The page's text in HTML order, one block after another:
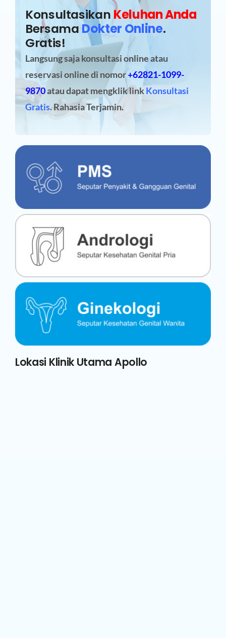
KonsultasikanKeluhan Anda
BersamaDokter Online.
Gratis!
Langsung saja konsultasi online atau
reservasi onlinedi nomor+62821-1099-
9870atau dapat mengklik linkKonsultasi
Gratis. Rahasia Terjamin.
Lokasi Klinik Utama Apollo